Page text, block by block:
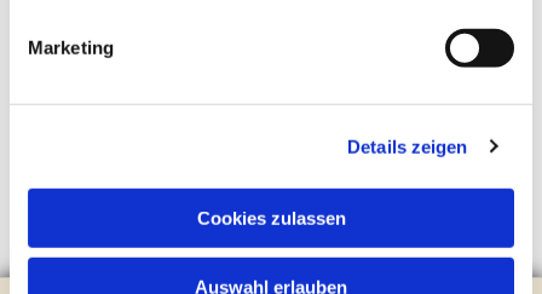
Marketing
Details zeigen
Cookies zulassen
Auswahl erlauben